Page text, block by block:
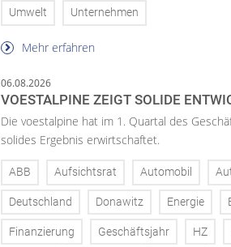
Umwelt Unternehmen
Mehr erfahren
06.08.2026
VOESTALPINE ZEIGT SOLIDE
Die voestalpine hat im 1. Quartal des
solides Ergebnis erwirtschaftet.
ABB Aufsichtsrat Automobil
Deutschland Donawitz Energie
Finanzierung Geschäftsjahr HZ